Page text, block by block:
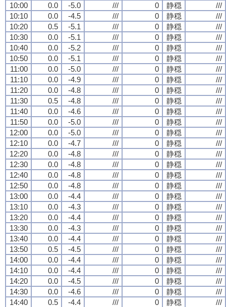
10:00
0.0 -5.0 /// 0 静穏
///
10:10
0.0 -4.5 /// 0 静穏
///
10:20
0.5 -5.1 /// 0 静穏
///
10:30
0.0 -5.1 /// 0 静穏
///
10:40
0.0 -5.2 /// 0 静穏
///
10:50
0.0 -5.1 /// 0 静穏
///
11:00
0.0 -5.0 /// 0 静穏
///
11:10
0.0 -4.9 /// 0 静穏
///
11:20
0.0 -4.8 /// 0 静穏
///
11:30
0.5 -4.8 /// 0 静穏
///
11:40
0.0 -4.6 /// 0 静穏
///
11:50
0.0 -5.0 /// 0 静穏
///
12:00
0.0 -5.0 /// 0 静穏
///
12:10
0.0 -4.7 /// 0 静穏
///
12:20
0.0 -4.8 /// 0 静穏
///
12:30
0.0 -4.8 /// 0 静穏
///
12:40
0.0 -4.8 /// 0 静穏
///
12:50
0.0 -4.8 /// 0 静穏
///
13:00
0.0 -4.4 /// 0 静穏
///
13:10
0.0 -4.3 /// 0 静穏
///
13:20
0.0 -4.4 /// 0 静穏
///
13:30
0.0 -4.3 /// 0 静穏
///
13:40
0.0 -4.4 /// 0 静穏
///
13:50
0.5 -4.5 /// 0 静穏
///
14:00
0.0 -4.4 /// 0 静穏
///
14:10
0.0 -4.4 /// 0 静穏
///
14:20
0.0 -4.5 /// 0 静穏
///
14:30
0.0 -4.6 /// 0 静穏
///
14:40
0.5 -4.4 /// 0 静穏 ///